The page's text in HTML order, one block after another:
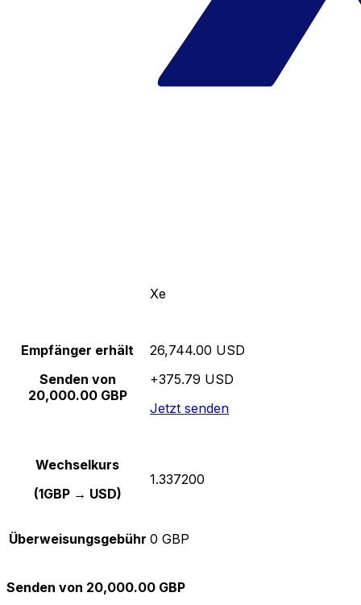
Xe
Empfänger erhält
Senden von
20,000.00 GBP
26,744.00 USD
+375.79 USD
Jetzt senden
Wechselkurs
(1GBP → USD)
1.337200
Überweisungsgebühr 0 GBP
Senden von 20,000.00 GBP